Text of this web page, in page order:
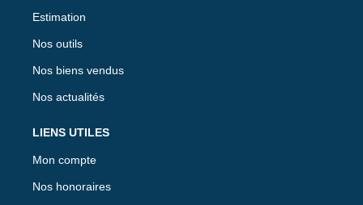
Estimation
Nos outils
Nos biens vendus
Nos actualités
LIENS UTILES
Mon compte
Nos honoraires